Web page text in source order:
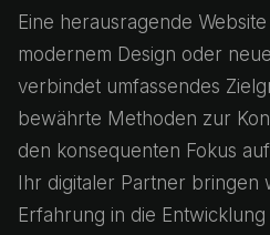
Eine herausragende
modernem Design oder
verbindet umfassendes
bewährte Methoden zur
den konsequenten Fokus
Ihr digitaler Partner bringen
Erfahrung in die